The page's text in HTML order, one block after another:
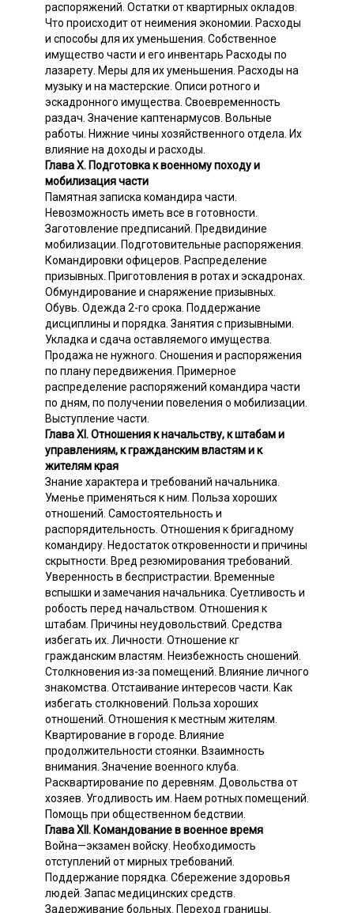
распоряжений. Остатки от квартирных окладов.
Что происходит от неимения экономии. Расходы
и способы для их уменьшения. Собственное
имущество части и его инвентарь Расходы по
лазарету. Меры для их уменьшения. Расходы на
музыку и на мастерские. Описи ротного и
эскадронного имущества. Своевременность
раздач. Значение каптенармусов. Вольные
работы. Нижние чины хозяйственного отдела. Их
влияние на доходы и расходы.
Глава X. Подготовка к военному походу и
мобилизация части
Памятная записка командира части.
Невозможность иметь все в готовности.
Заготовление предписаний. Предвидиние
мобилизации. Подготовительные распоряжения.
Командировки офицеров. Распределение
призывных. Приготовления в ротах и эскадронах.
Обмундирование и снаряжение призывных.
Обувь. Одежда 2-го срока. Поддержание
дисциплины и порядка. Занятия с призывными.
Укладка и сдача оставляемого имущества.
Продажа не нужного. Сношения и распоряжения
по плану передвижения. Примерное
распределение распоряжений командира части
по дням, по получении повеления о мобилизации.
Выступление части.
Глава XI. Отношения к начальству, к штабам и
управлениям, к гражданским властям и к
жителям края
Знание характера и требований начальника.
Уменье применяться к ним. Польза хороших
отношений. Самостоятельность и
распорядительность. Отношения к бригадному
командиру. Недостаток откровенности и причины
скрытности. Вред резюмирования требований.
Уверенность в беспристрастии. Временные
вспышки и замечания начальника. Суетливость и
робость перед начальством. Отношения к
штабам. Причины неудовольствий. Средства
избегать их. Личности. Отношение кг
гражданским властям. Неизбежность сношений.
Столкновения из-за помещений. Влияние личного
знакомства. Отстаивание интересов части. Как
избегать столкновений. Польза хороших
отношений. Отношения к местным жителям.
Квартирование в городе. Влияние
продолжительности стоянки. Взаимность
внимания. Значение военного клуба.
Раcквартирование по деревням. Довольства от
хозяев. Угодливость им. Наем ротных помещений.
Помощь при общественном бедствии.
Глава XII. Командование в военное время
Война—экзамен войску. Необходимость
отступлений от мирных требований.
Поддержание порядка. Сбережение здоровья
людей. Запас медицинских средств.
Задерживание больных. Переход границы.